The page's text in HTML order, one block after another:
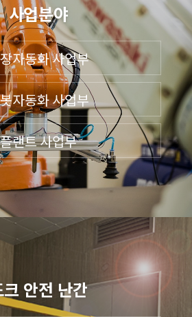
사업분야
자동화 사업부
자동화 사업부
플랜트 사업부
크 안전 난간